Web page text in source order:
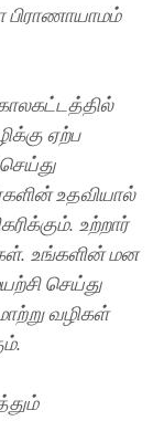
ஏற்ப
உதவியால்
உற்றார்
உங்களின் மன
செய்து
வழிகள்